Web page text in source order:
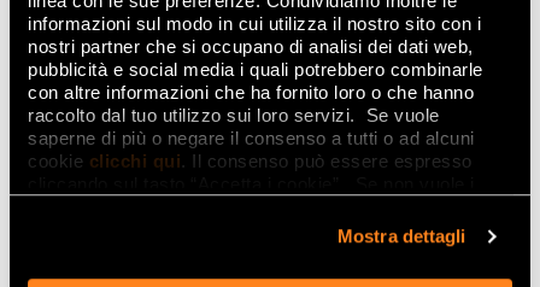
informazioni sul modo in cui utilizza il nostro sito con i
nostri partner che si occupano di analisi dei dati web,
pubblicità e social media i quali potrebbero combinarle
con altre informazioni che ha fornito loro o che hanno
raccolto dal tuo utilizzo sui loro servizi. Se vuole
saperne di più o negare il consenso a tutti o ad alcuni
cookie clicchi qui. Il consenso può essere espresso
Mostra dettagli
ramato dei petali delle sterlizie, che emergono dal
fondo matt in brillanti rilievi 3D, regalando un tocco
esotico alle atmosfere autunnali.